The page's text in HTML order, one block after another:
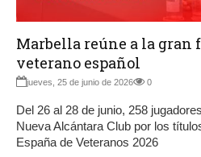
Marbella reúne a la gran
veterano español
jueves, 25 de junio de 2026 0
Del 26 al 28 de junio, 258
Nueva Alcántara Club por los
España de Veteranos 2026